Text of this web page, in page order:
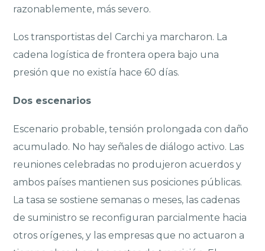
razonablemente, más severo.
Los transportistas del Carchi ya marcharon. La
cadena logística de frontera opera bajo una
presión que no existía hace 60 días.
Dos escenarios
Escenario probable, tensión prolongada con daño
acumulado. No hay señales de diálogo activo. Las
reuniones celebradas no produjeron acuerdos y
ambos países mantienen sus posiciones públicas.
La tasa se sostiene semanas o meses, las cadenas
de suministro se reconfiguran parcialmente hacia
otros orígenes, y las empresas que no actuaron a